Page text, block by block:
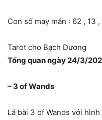
Con số may mắn : 62 , 13 ,
Tarot cho Bạch Dương
Tổng quan ngày 24/3/
– 3 of Wands
Lá bài 3 of Wands với